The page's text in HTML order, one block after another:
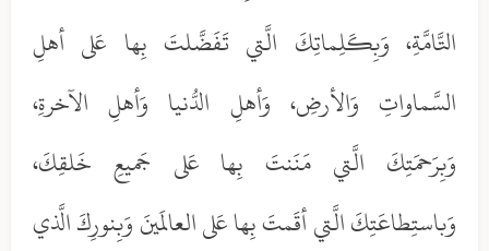
التَّامَّةِ، وَبِكَلِماتِكَ الَّتي تَفَضَّلتَ بِها عَلى أهلِ
السَّماواتِ وَالأرضِ، وَأهلِ الدُّنيا وَأهلِ الآخرةِ،
وَبِرَحمَتِكَ الَّتي مَنَنتَ بِها عَلى جَميعِ خَلقِكَ،
وَباستِطاعَتِكَ الَّتي أقَمتَ بِها عَلى العالَمينَ وَبِنورِكَ الَّذي